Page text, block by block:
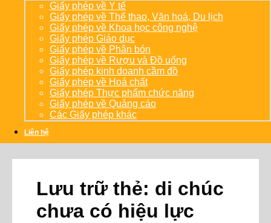
Giấy phép về Y tế
Giấy phép về Thể thao, Văn hoá, Du lịch
Giấy phép về Khoa học công nghệ
Giấy phép Giáo dục
Giấy phép về Phân bón
Giấy phép về Rượu và Đồ uống
Giấy phép kinh doanh cầm đồ
Giấy phép về Hoá chất
Giấy phép Thực phẩm chức năng
Giấy phép về Quảng cáo
Các Giấy phép khác
Liên hệ
Lưu trữ thẻ: di chúc
chưa có hiệu lực